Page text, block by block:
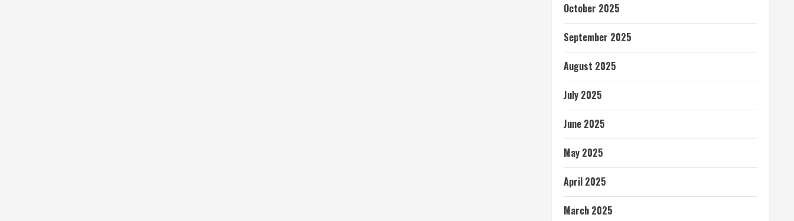
October 2025
September 2025
August 2025
July 2025
June 2025
May 2025
April 2025
March 2025